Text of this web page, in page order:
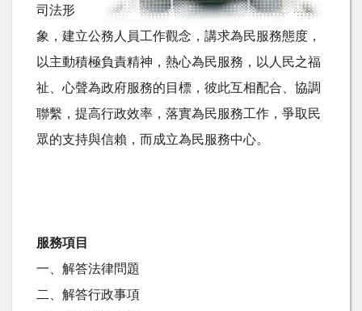
司法形
象，建立公務人員工作觀念，講求為民服務態度，
以主動積極負責精神，熱心為民服務，以人民之福
祉、心聲為政府服務的目標，彼此互相配合、協調
聯繫，提高行政效率，落實為民服務工作，爭取民
眾的支持與信賴，而成立為民服務中心。
服務項目
一、解答法律問題
二、解答行政事項